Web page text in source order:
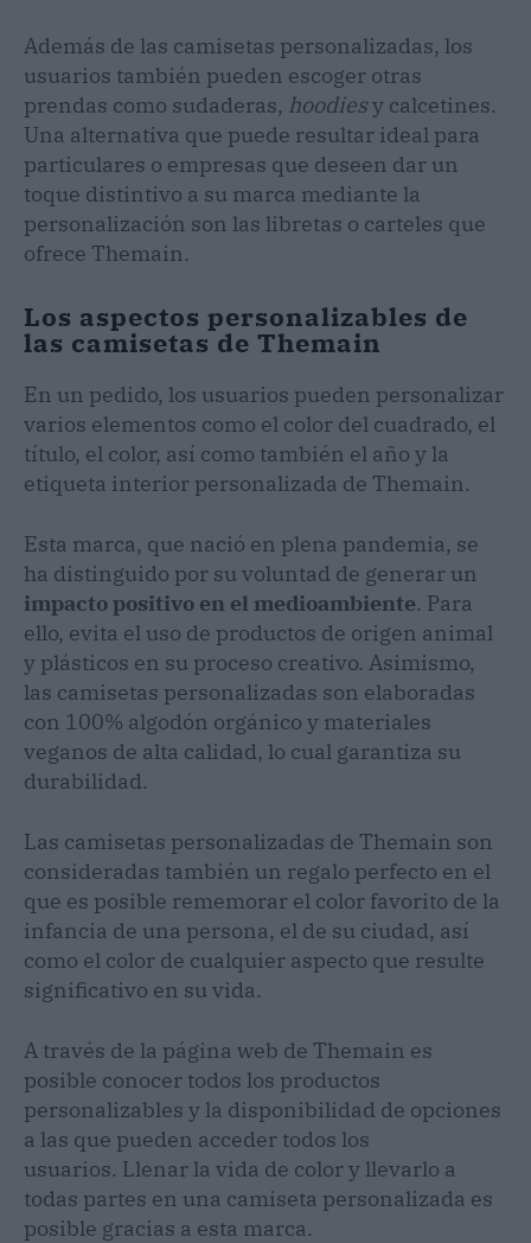
Además de las camisetas personalizadas, los
usuarios también pueden escoger otras
prendas como sudaderas, hoodiesy calcetines.
Una alternativa que puede resultar ideal para
particulares o empresas que deseen dar un
toque distintivo a su marca mediante la
personalización son las libretas o carteles que
ofrece Themain.
Los aspectos personalizables de
las camisetas de Themain
En un pedido, los usuarios pueden personalizar
varios elementos como el color del cuadrado, el
título, el color, así como también el año y la
etiqueta interior personalizada de Themain.
Esta marca, que nació en plena pandemia, se
ha distinguido por su voluntad de generar un
impacto positivo en el medioambiente. Para
ello, evita el uso de productos de origen animal
y plásticos en su proceso creativo. Asimismo,
las camisetas personalizadas son elaboradas
con 100% algodón orgánico y materiales
veganos de alta calidad, lo cual garantiza su
durabilidad.
Las camisetas personalizadas de Themain son
consideradas también un regalo perfecto en el
que es posible rememorar el color favorito de la
infancia de una persona, el de su ciudad, así
como el color de cualquier aspecto que resulte
significativo en su vida.
A través de la página web de Themain es
posible conocer todos los productos
personalizables y la disponibilidad de opciones
a las que pueden acceder todos los
usuarios. Llenar la vida de color y llevarlo a
todas partes en una camiseta personalizada es
posible gracias a esta marca.